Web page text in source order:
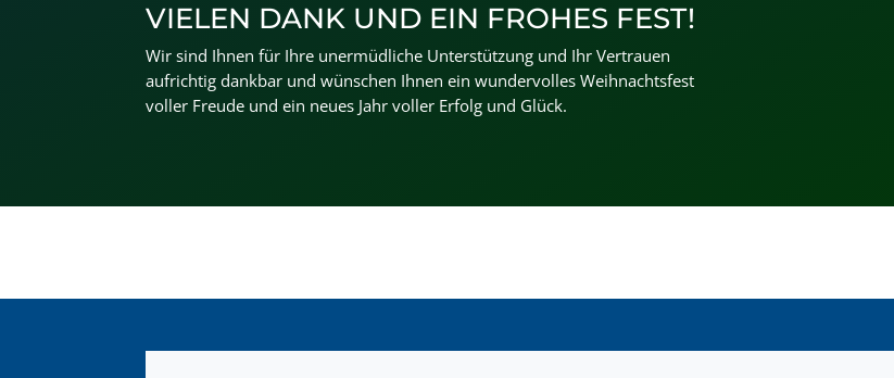
VIELEN DANK UND EIN FROHES FEST!
Wir sind Ihnen für Ihre unermüdliche Unterstützung und Ihr Vertrauen
aufrichtig dankbar und wünschen Ihnen ein wundervolles Weihnachtsfest
voller Freude und ein neues Jahr voller Erfolg und Glück.